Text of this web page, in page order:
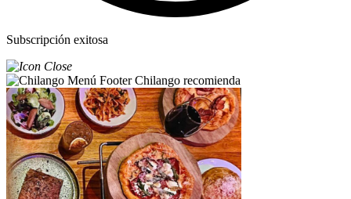
Subscripción exitosa
Chilango recomienda